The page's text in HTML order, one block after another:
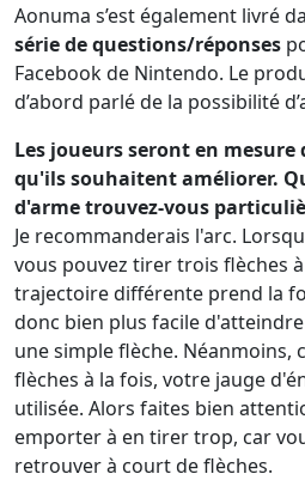
Aonuma s’est également livré
série de questions/réponses
Facebook de Nintendo. Le
d’abord parlé de la possibilité
Les joueurs seront en mesure
qu'ils souhaitent améliorer.
d'arme trouvez-vous
Je recommanderais l'arc.
vous pouvez tirer trois flèches
trajectoire différente prend la
donc bien plus facile
une simple flèche. Néanmoins,
flèches à la fois, votre jauge
utilisée. Alors faites bien
emporter à en tirer trop, car
retrouver à court de flèches.